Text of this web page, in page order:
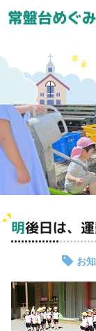
明後日は、
お